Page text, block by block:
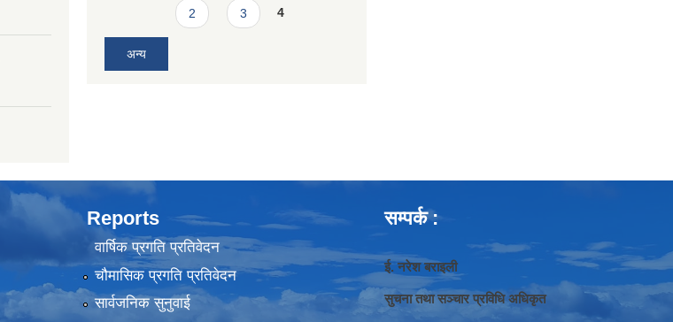
2 3 4
अन्य
Reports
वार्षिक प्रगति प्रतिवेदन
चौमासिक प्रगति प्रतिवेदन
सार्वजनिक सुनुवाई
सम्पर्क :
ई. नरेश बराइली
सुचना तथा सञ्‍चार प्रविधि अधिकृत